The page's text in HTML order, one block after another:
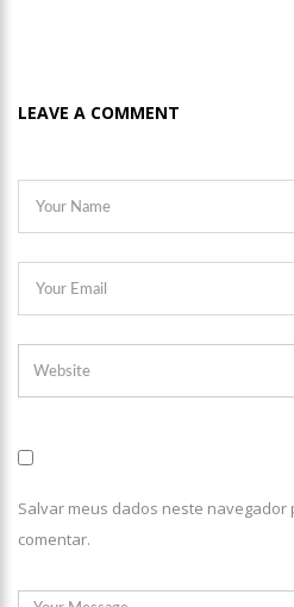
LEAVE A COMMENT
Salvar meus dados neste navegador
comentar.